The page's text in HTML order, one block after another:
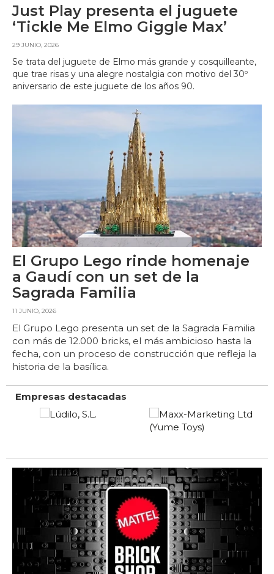
Just Play presenta el juguete
‘Tickle Me Elmo Giggle Max’
29 JUNIO, 2026
Se trata del juguete de Elmo más grande y cosquilleante,
que trae risas y una alegre nostalgia con motivo del 30º
aniversario de este juguete de los años 90.
El Grupo Lego rinde homenaje
a Gaudí con un set de la
Sagrada Familia
11 JUNIO, 2026
El Grupo Lego presenta un set de la Sagrada Familia
con más de 12.000 bricks, el más ambicioso hasta la
fecha, con un proceso de construcción que refleja la
historia de la basílica.
Empresas destacadas